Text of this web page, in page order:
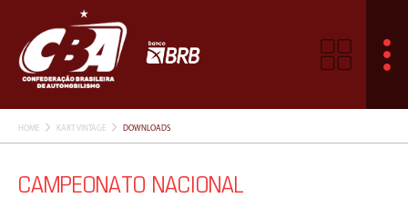
HOME KART VINTAGE DOWNLOADS
CAMPEONATO NACIONAL